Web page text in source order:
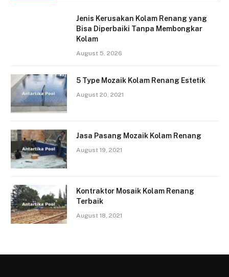
Jenis Kerusakan Kolam Renang yang
Bisa Diperbaiki Tanpa Membongkar
Kolam
August 5, 2026
5 Type Mozaik Kolam Renang Estetik
August 20, 2021
Jasa Pasang Mozaik Kolam Renang
August 19, 2021
Kontraktor Mosaik Kolam Renang
Terbaik
August 18, 2021